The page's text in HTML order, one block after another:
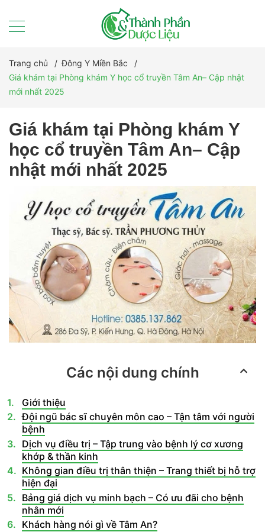
Trang chủ / Đông Y Miền Bắc
/
Giá khám tại Phòng khám Y học cổ truyền Tâm An– Cập nhật
mới nhất 2025
Giá khám tại Phòng khám Y
học cổ truyền Tâm An– Cập
nhật mới nhất 2025
Các nội dung chính
Giới thiệu
Đội ngũ bác sĩ chuyên môn cao – Tận tâm với người
bệnh
Dịch vụ điều trị – Tập trung vào bệnh lý cơ xương
khớp & thần kinh
Không gian điều trị thân thiện – Trang thiết bị hỗ trợ
hiện đại
Bảng giá dịch vụ minh bạch – Có ưu đãi cho bệnh
nhân mới
Khách hàng nói gì về Tâm An?